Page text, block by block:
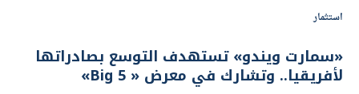
استثمار
«سمارت ويندو» تستهدف التوسع بصادراتها
لأفريقيا.. وتشارك في معرض « Big 5»